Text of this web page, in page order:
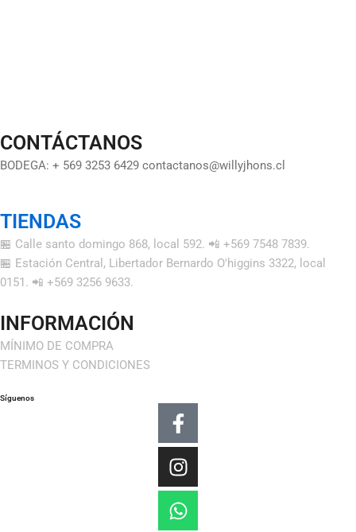
CONTÁCTANOS
BODEGA: + 569 3253 6429 contactanos@willyjhons.cl
TIENDAS
🏪 Calle santo domingo 868, local 592. 📲 +569 7548 7839.
🏪 Estación Central, Libertador Bernardo O'higgins 3322, local
0151. 📲 +569 3256 9633.
INFORMACIÓN
MÍNIMO DE COMPRA
TERMINOS Y CONDICIONES
Síguenos
Facebook-
f
Instagram
Whatsapp